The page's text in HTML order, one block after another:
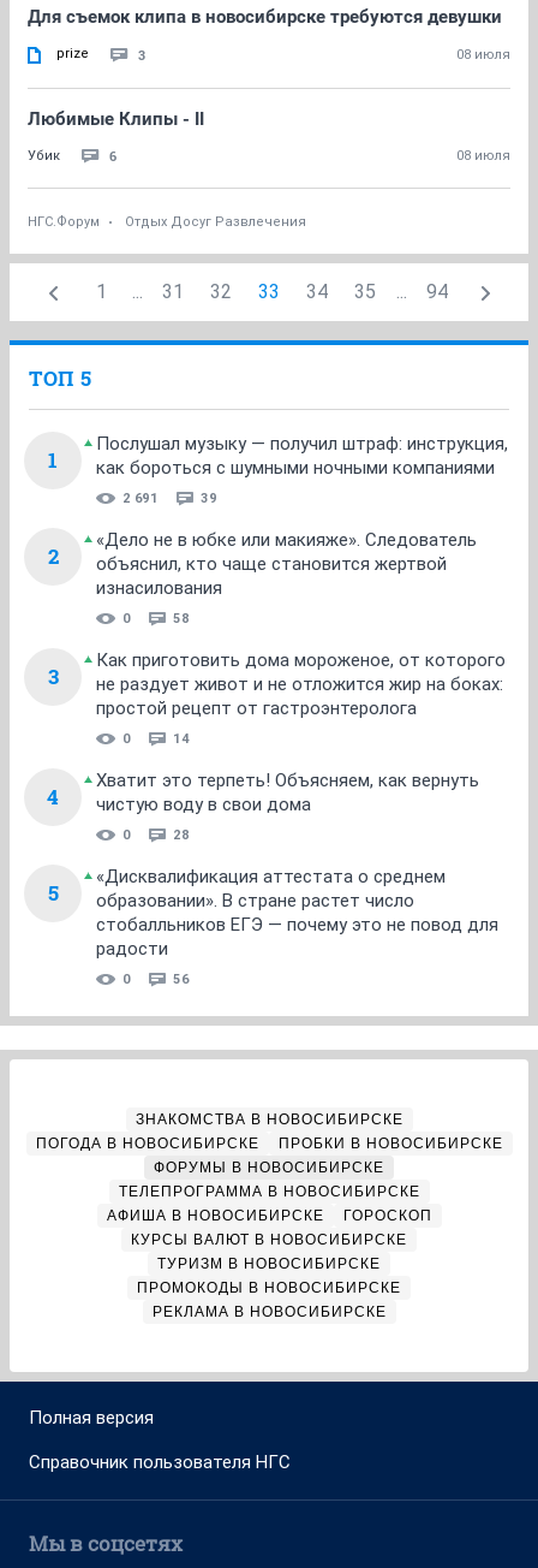
Для съемок клипа в новосибирске требуются девушки
prize 3 08 июля
Любимые Клипы - II
Убик 6 08 июля
НГС.Форум Отдых Досуг Развлечения
1 ... 31 32 33 34 35 ... 94
ТОП 5
1
Послушал музыку — получил штраф: инструкция,
как бороться с шумными ночными компаниями
2 691 39
2
«Дело не в юбке или макияже». Следователь
объяснил, кто чаще становится жертвой
изнасилования
0 58
3
Как приготовить дома мороженое, от которого
не раздует живот и не отложится жир на боках:
простой рецепт от гастроэнтеролога
0 14
4
Хватит это терпеть! Объясняем, как вернуть
чистую воду в свои дома
0 28
5
«Дисквалификация аттестата о среднем
образовании». В стране растет число
стобалльников ЕГЭ — почему это не повод для
радости
0 56
ЗНАКОМСТВА В НОВОСИБИРСКЕ
ПОГОДА В НОВОСИБИРСКЕ
ПРОБКИ В НОВОСИБИРСКЕ
ФОРУМЫ В НОВОСИБИРСКЕ
ТЕЛЕПРОГРАММА В НОВОСИБИРСКЕ
АФИША В НОВОСИБИРСКЕ
ГОРОСКОП
КУРСЫ ВАЛЮТ В НОВОСИБИРСКЕ
ТУРИЗМ В НОВОСИБИРСКЕ
ПРОМОКОДЫ В НОВОСИБИРСКЕ
РЕКЛАМА В НОВОСИБИРСКЕ
Полная версия
Справочник пользователя НГС
Мы в соцсетях